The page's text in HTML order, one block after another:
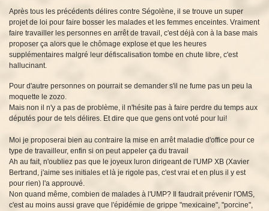
Après tous les précédents délires contre Ségolène, il se trouve un super
projet de loi pour faire bosser les malades et les femmes enceintes. Vraiment
faire travailler les personnes en arrêt de travail, c'est déjà con à la base mais
proposer ça alors que le chômage explose et que les heures
supplémentaires malgré leur défiscalisation tombe en chute libre, c'est
hallucinant.
Pour d'autre personnes on pourrait se demander s'il ne fume pas un peu la
moquette le zozo.
Mais non il n'y a pas de problème, il n'hésite pas à faire perdre du temps aux
députés pour de tels délires. Et dire que que gens ont voté pour lui!
Moi je proposerai bien au contraire la mise en arrêt maladie d'office pour ce
type de travailleur, enfin si on peut appeler ça du travail
Ah au fait, n'oubliez pas que le joyeux luron dirigeant de l'UMP XB (Xavier
Bertrand, j'aime ses initiales et là je rigole pas, c'est vrai et en plus il y est
pour rien) l'a approuvé.
Non quand même, combien de malades à l'UMP? Il faudrait prévenir l'OMS,
c'est au moins aussi grave que l'épidémie de grippe "mexicaine", "porcine",